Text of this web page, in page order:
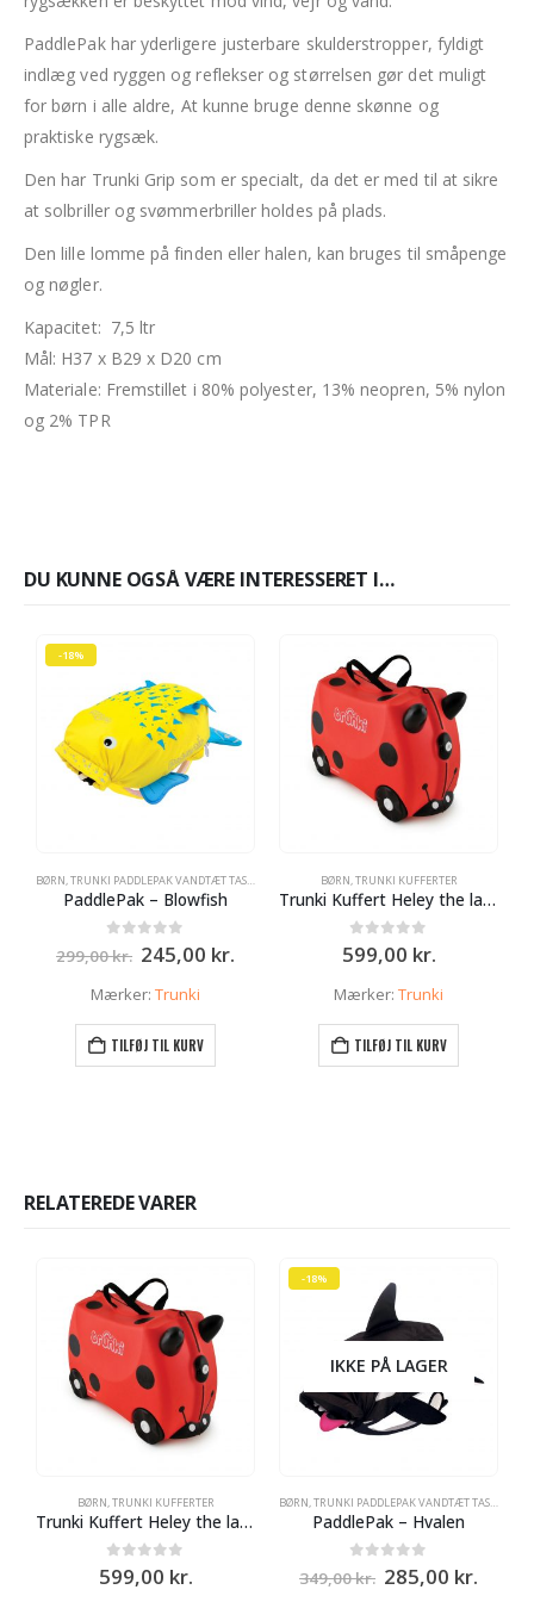
PaddlePak har yderligere justerbare skulderstropper, fyldigt
indlæg ved ryggen og reflekser og størrelsen gør det muligt
for børn i alle aldre, At kunne bruge denne skønne og
praktiske rygsæk.
Den har Trunki Grip som er specialt, da det er med til at sikre
at solbriller og svømmerbriller holdes på plads.
Den lille lomme på finden eller halen, kan bruges til småpenge
og nøgler.
Kapacitet: 7,5 ltr
Mål: H37 x B29 x D20 cm
Materiale: Fremstillet i 80% polyester, 13% neopren, 5% nylon
og 2% TPR
DU KUNNE OGSÅ VÆRE INTERESSERET I…
-18%
BØRN,TRUNKI PADDLEPAK VANDTÆT TASKE - RYGSÆK
PaddlePak – Blowfish
ud af 5
299,00kr. Den
oprindelige
pris
299,00 kr..
245,00 kr.Den
245,00 kr..
Mærker: Trunki
TILFØJ TIL KURV
BØRN,TRUNKI KUFFERTER
Trunki Kuffert Heley the ladybird
0ud af 5
599,00 kr.
Mærker: Trunki
TILFØJ TIL KURV
RELATEREDE VARER
BØRN,TRUNKI KUFFERTER
Trunki Kuffert Heley the ladybird
0ud af 5
599,00 kr.
-18%
IKKE PÅ LAGER
BØRN,TRUNKI PADDLEPAK VANDTÆT TASKE - RYGSÆK
PaddlePak – Hvalen
ud af 5
349,00kr. Den
oprindelige
285,00 kr.Den